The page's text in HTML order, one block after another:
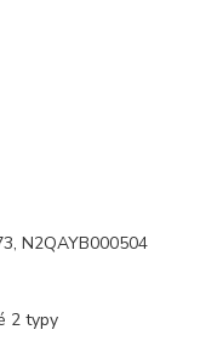
N2QAYB000504
2 typy